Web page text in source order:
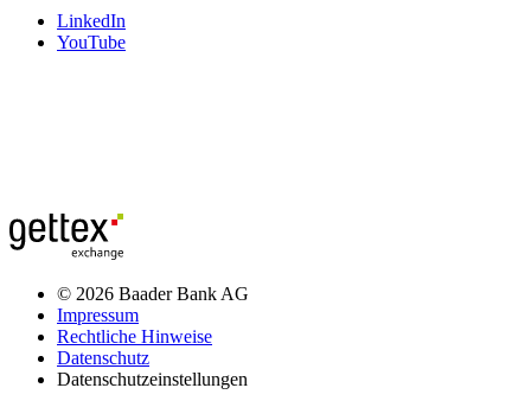
LinkedIn
YouTube
© 2026 Baader Bank AG
Impressum
Rechtliche Hinweise
Datenschutz
Datenschutzeinstellungen